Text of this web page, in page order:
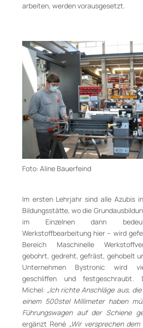
arbeiten, werden vorausgesetzt.
Foto: Aline Bauerfeind
Im ersten Lehrjahr sind alle Azubis
Bildungsstätte, wo die
im Einzelnen dann
Werkstoffbearbeitung hier – wird
Bereich Maschinelle
gebohrt, gedreht, gefräst, gehobelt
Unternehmen Bystronic wird
geschliffen und festgeschraubt.
Michel: „Ich richte Anschläge aus,
einem 500stel Millimeter haben
Führungswagen auf der Schiene
ergänzt René „Wir versprechen